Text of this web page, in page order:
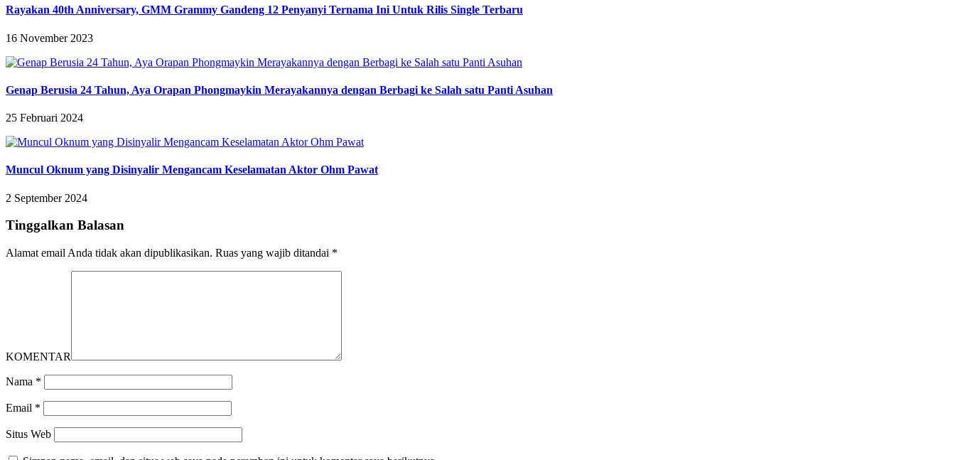
Rayakan 40th Anniversary, GMM Grammy Gandeng 12 Penyanyi Ternama Ini Untuk Rilis Single Terbaru
16 November 2023
Genap Berusia 24 Tahun, Aya Orapan Phongmaykin Merayakannya dengan Berbagi ke Salah satu Panti Asuhan
25 Februari 2024
Muncul Oknum yang Disinyalir Mengancam Keselamatan Aktor Ohm Pawat
2 September 2024
Tinggalkan Balasan
Alamat email Anda tidak akan dipublikasikan. Ruas yang wajib ditandai *
KOMENTAR
Nama *
Email *
Situs Web